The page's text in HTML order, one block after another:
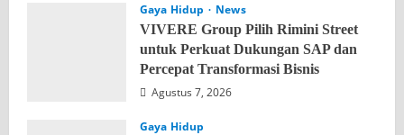
Gaya Hidup
News
VIVERE Group Pilih Rimini Street
untuk Perkuat Dukungan SAP dan
Percepat Transformasi Bisnis
Agustus 7, 2026
Gaya Hidup